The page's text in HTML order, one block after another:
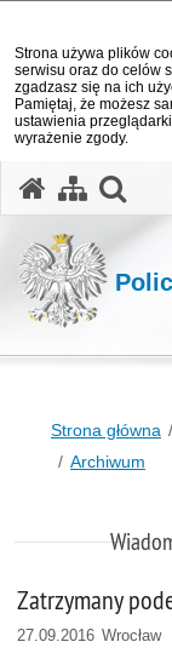
Strona używa plików
serwisu oraz do celów
zgadzasz się na ich
Pamiętaj, że możesz
ustawienia
wyrażenie zgody.
Strona główna
Archiwum
Zatrzymany
27.09.2016 Wrocław